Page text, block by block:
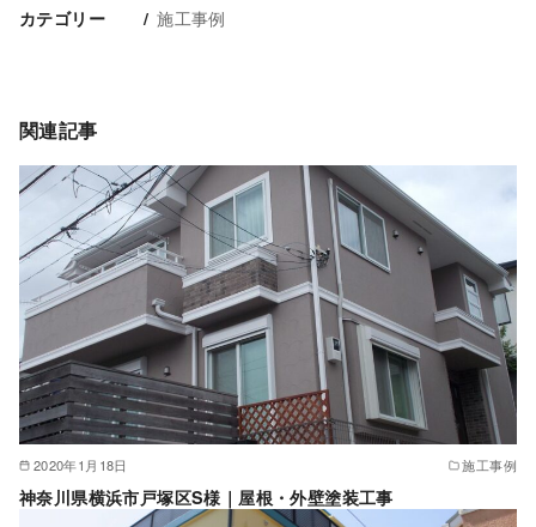
カテゴリー 施工事例
関連記事
2020年1月18日 施工事例
神奈川県横浜市戸塚区S様｜屋根・外壁塗装工事